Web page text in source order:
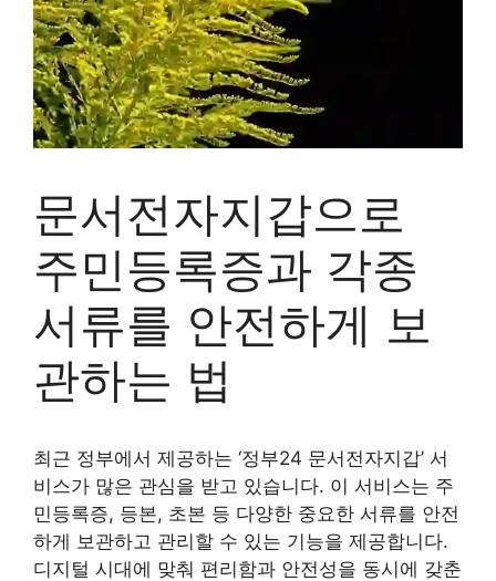
문서전자지갑으로
주민등록증과 각종
서류를 안전하게 보
관하는 법
최근 정부에서 제공하는 ‘정부24 문서전자지갑’ 서
비스가 많은 관심을 받고 있습니다. 이 서비스는 주
민등록증, 등본, 초본 등 다양한 중요한 서류를 안전
하게 보관하고 관리할 수 있는 기능을 제공합니다.
디지털 시대에 맞춰 편리함과 안전성을 동시에 갖춘